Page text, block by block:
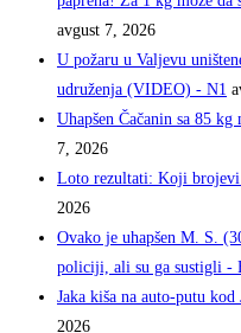
avgust 7, 2026
U požaru u Valjevu
udruženja (VIDEO) - N1
Uhapšen Čačanin sa 85
7, 2026
Loto rezultati: Koji brojevi
2026
Ovako je uhapšen M. S.
policiji, ali su ga sustigli -
Jaka kiša na auto-putu
2026